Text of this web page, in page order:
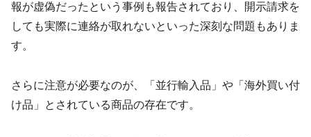
報が虚偽だったという事例も報告されており、開示請求を
しても実際に連絡が取れないといった深刻な問題もありま
す。
さらに注意が必要なのが、「並行輸入品」や「海外買い付
け品」とされている商品の存在です。